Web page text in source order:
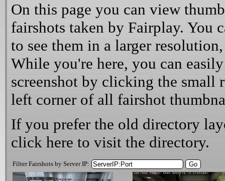
On this page you can view
fairshots taken by Fairplay. You
to see them in a larger
While you're here, you can
screenshot by clicking the small
left corner of all fairshot
If you prefer the old directory
click here to visit the directory.
Filter Fairshots by Server IP: